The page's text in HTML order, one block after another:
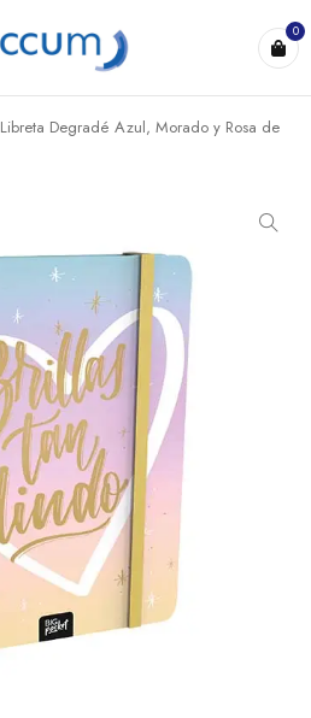
0
Libreta Degradé Azul, Morado y Rosa de